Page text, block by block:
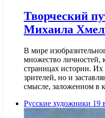
Творческий
Михаила
В мире
множество личностей,
страницах истории.
зрителей, но и
смысле, заложенном в
Русские художники 19